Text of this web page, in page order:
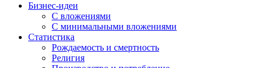
Бизнес-идеи
С вложениями
С минимальными вложениями
Статистика
Рождаемость и смертность
Религия